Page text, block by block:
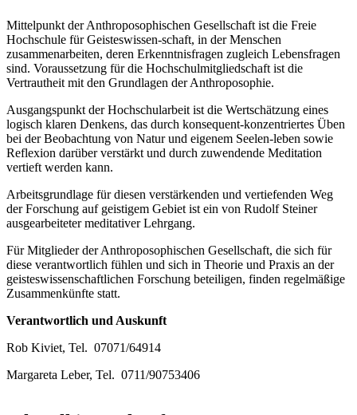
Mittelpunkt der Anthroposophischen Gesellschaft ist die Freie
Hochschule für Geisteswissen-schaft, in der Menschen
zusammenarbeiten, deren Erkenntnisfragen zugleich Lebensfragen
sind. Voraussetzung für die Hochschulmitgliedschaft ist die
Vertrautheit mit den Grundlagen der Anthroposophie.
Ausgangspunkt der Hochschularbeit ist die Wertschätzung eines
logisch klaren Denkens, das durch konsequent-konzentriertes Üben
bei der Beobachtung von Natur und eigenem Seelen-leben sowie
Reflexion darüber verstärkt und durch zuwendende Meditation
vertieft werden kann.
Arbeitsgrundlage für diesen verstärkenden und vertiefenden Weg
der Forschung auf geistigem Gebiet ist ein von Rudolf Steiner
ausgearbeiteter meditativer Lehrgang.
Für Mitglieder der Anthroposophischen Gesellschaft, die sich für
diese verantwortlich fühlen und sich in Theorie und Praxis an der
geisteswissenschaftlichen Forschung beteiligen, finden regelmäßige
Zusammenkünfte statt.
Verantwortlich und Auskunft
Rob Kiviet, Tel. 07071/64914
Margareta Leber, Tel. 0711/90753406